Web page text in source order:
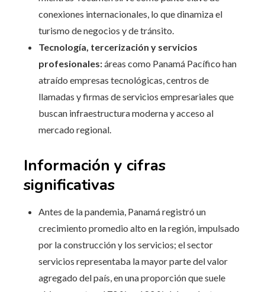
conexiones internacionales, lo que dinamiza el
turismo de negocios y de tránsito.
Tecnología, tercerización y servicios
profesionales:áreas como Panamá Pacífico han
atraído empresas tecnológicas, centros de
llamadas y firmas de servicios empresariales que
buscan infraestructura moderna y acceso al
mercado regional.
Información y cifras
significativas
Antes de la pandemia, Panamá registró un
crecimiento promedio alto en la región, impulsado
por la construcción y los servicios; el sector
servicios representaba la mayor parte del valor
agregado del país, en una proporción que suele